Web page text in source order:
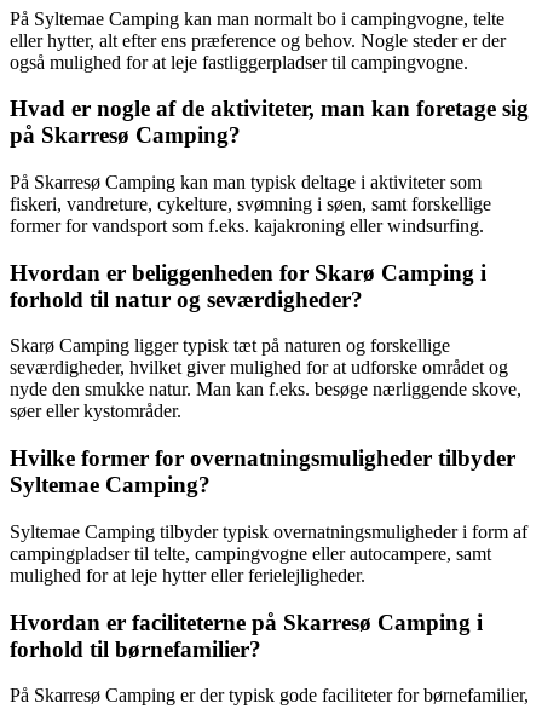
På Syltemae Camping kan man normalt bo i campingvogne, telte
eller hytter, alt efter ens præference og behov. Nogle steder er der
også mulighed for at leje fastliggerpladser til campingvogne.
Hvad er nogle af de aktiviteter, man kan foretage sig
på Skarresø Camping?
På Skarresø Camping kan man typisk deltage i aktiviteter som
fiskeri, vandreture, cykelture, svømning i søen, samt forskellige
former for vandsport som f.eks. kajakroning eller windsurfing.
Hvordan er beliggenheden for Skarø Camping i
forhold til natur og seværdigheder?
Skarø Camping ligger typisk tæt på naturen og forskellige
seværdigheder, hvilket giver mulighed for at udforske området og
nyde den smukke natur. Man kan f.eks. besøge nærliggende skove,
søer eller kystområder.
Hvilke former for overnatningsmuligheder tilbyder
Syltemae Camping?
Syltemae Camping tilbyder typisk overnatningsmuligheder i form af
campingpladser til telte, campingvogne eller autocampere, samt
mulighed for at leje hytter eller ferielejligheder.
Hvordan er faciliteterne på Skarresø Camping i
forhold til børnefamilier?
På Skarresø Camping er der typisk gode faciliteter for børnefamilier,